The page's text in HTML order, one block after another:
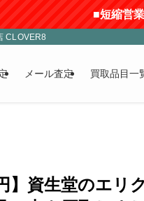
■短縮営業：8月
CLOVER8
メール査定 買取品目一
】資生堂のエ